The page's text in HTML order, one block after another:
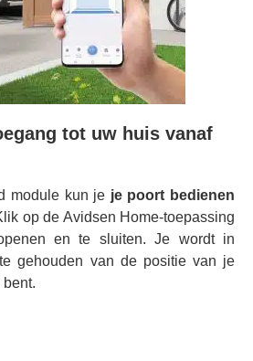
tot uw huis vanaf
module kun je je poort bedienen
op de Avidsen Home-toepassing
en te sluiten. Je wordt in
gehouden van de positie van je